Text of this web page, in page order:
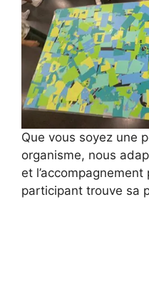
Que vous soyez une
organisme, nous
et
participant trouve sa